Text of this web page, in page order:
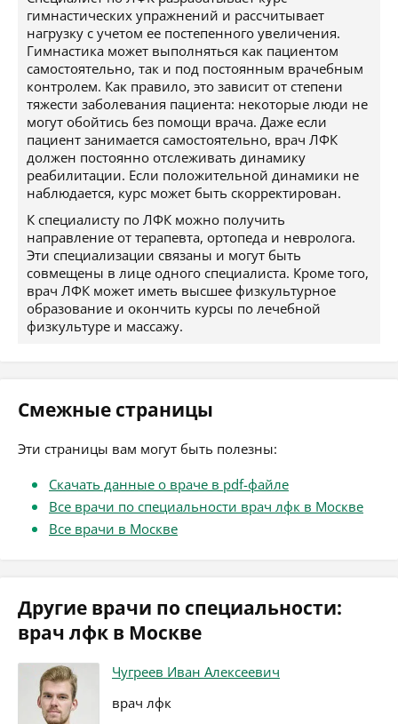
гимнастических упражнений и рассчитывает
нагрузку с учетом ее постепенного увеличения.
Гимнастика может выполняться как пациентом
самостоятельно, так и под постоянным врачебным
контролем. Как правило, это зависит от степени
тяжести заболевания пациента: некоторые люди не
могут обойтись без помощи врача. Даже если
пациент занимается самостоятельно, врач ЛФК
должен постоянно отслеживать динамику
реабилитации. Если положительной динамики не
наблюдается, курс может быть скорректирован.
К специалисту по ЛФК можно получить
направление от терапевта, ортопеда и невролога.
Эти специализации связаны и могут быть
совмещены в лице одного специалиста. Кроме того,
врач ЛФК может иметь высшее физкультурное
образование и окончить курсы по лечебной
физкультуре и массажу.
Смежные страницы
Эти страницы вам могут быть полезны:
Скачать данные о враче в pdf-файле
Все врачи по специальности врач лфк в Москве
Все врачи в Москве
Другие врачи по специальности:
врач лфк в Москве
Чугреев Иван Алексеевич
врач лфк